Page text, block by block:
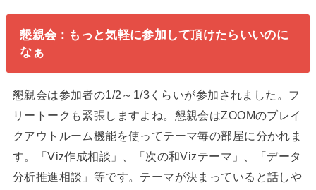
懇親会：もっと気軽に参加して頂けたらいいのに
なぁ
懇親会は参加者の1/2～1/3くらいが参加されました。フ
リートークも緊張しますよね。懇親会はZOOMのブレイ
クアウトルーム機能を使ってテーマ毎の部屋に分かれま
す。「Viz作成相談」、「次の和Vizテーマ」、「データ
分析推進相談」等です。テーマが決まっていると話しや